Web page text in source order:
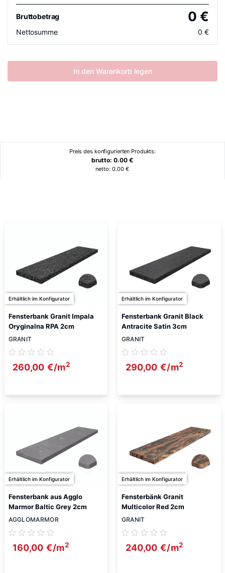
Bruttobetrag 0 €
Nettosumme 0 €
In den Warenkorb legen
Preis des konfigurierten Produkts:
brutto:0.00 €
netto:0.00 €
Erhältlich im Konfigurator
Fensterbank Granit Impala
Oryginalna RPA 2cm
GRANIT
260,00 €/m2
Erhältlich im Konfigurator
Fensterbank Granit Black
Antracite Satin 3cm
GRANIT
290,00 €/m2
Erhältlich im Konfigurator
Fensterbank aus Agglo
Marmor Baltic Grey 2cm
AGGLOMARMOR
160,00 €/m2
Erhältlich im Konfigurator
Fensterbänk Granit
Multicolor Red 2cm
GRANIT
240,00 €/m2